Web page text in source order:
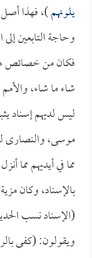
يلونهم)، فهذا
وحاجة التابعين
فكان من خصائص
شاء ما شاء،
ليس لديهم إسناد
موسى، والنصارى
مما في أيديهم مما
بالإسناد، وكان
(الإسناد نسب
ويقولون: (كفى